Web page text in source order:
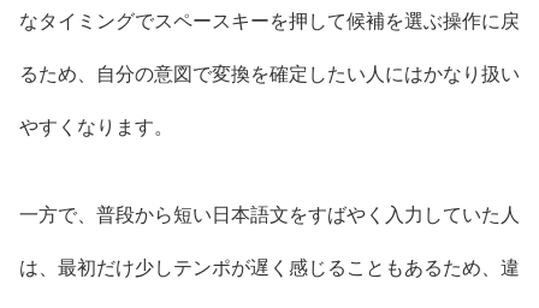
なタイミングでスペースキーを押して候補を選ぶ操作に戻
るため、自分の意図で変換を確定したい人にはかなり扱い
やすくなります。
一方で、普段から短い日本語文をすばやく入力していた人
は、最初だけ少しテンポが遅く感じることもあるため、違